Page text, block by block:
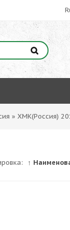
» ХМК(Россия)
↑